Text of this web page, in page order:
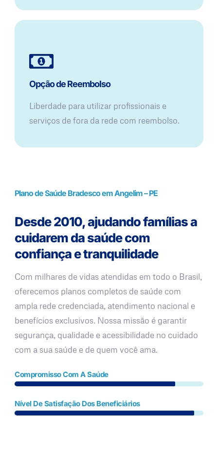
Opção de Reembolso
Liberdade para utilizar profissionais e
serviços de fora da rede com reembolso.
Plano de Saúde Bradesco em Angelim – PE
Desde 2010, ajudando famílias a
cuidarem da saúde com
confiança e tranquilidade
Com milhares de vidas atendidas em todo o Brasil,
oferecemos planos completos de saúde com
ampla rede credenciada, atendimento nacional e
benefícios exclusivos. Nossa missão é garantir
segurança, qualidade e acessibilidade no cuidado
com a sua saúde e de quem você ama.
Compromisso Com A Saúde
Nível De Satisfação Dos Beneficiários